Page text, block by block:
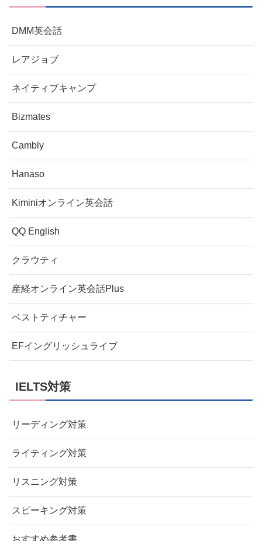
DMM英会話
レアジョブ
ネイティブキャンプ
Bizmates
Cambly
Hanaso
Kiminiオンライン英会話
QQ English
クラウティ
産経オンライン英会話Plus
ベストティチャー
EFイングリッシュライブ
IELTS対策
リーディング対策
ライティング対策
リスニング対策
スピーキング対策
おすすめ参考書